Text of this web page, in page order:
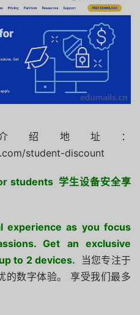
绍地址：
student-discount
students 学生设备安全享
experience as you focus
Get an exclusive
to 2 devices.
当您专注于
的数字体验。 享受我们最多